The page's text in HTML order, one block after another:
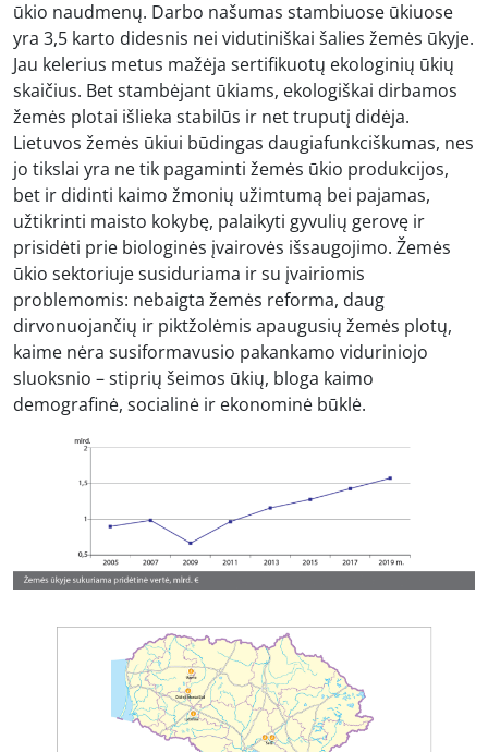
ūkio naudmenų. Darbo našumas stambiuose ūkiuose
yra 3,5 karto didesnis nei vidutiniškai šalies žemės ūkyje.
Jau kelerius metus mažėja sertifikuotų ekologinių ūkių
skaičius. Bet stambėjant ūkiams, ekologiškai dirbamos
žemės plotai išlieka stabilūs ir net truputį didėja.
Lietuvos žemės ūkiui būdingas daugiafunkciškumas, nes
jo tikslai yra ne tik pagaminti žemės ūkio produkcijos,
bet ir didinti kaimo žmonių užimtumą bei pajamas,
užtikrinti maisto kokybę, palaikyti gyvulių gerovę ir
prisidėti prie biologinės įvairovės išsaugojimo. Žemės
ūkio sektoriuje susiduriama ir su įvairiomis
problemomis: nebaigta žemės reforma, daug
dirvonuojančių ir piktžolėmis apaugusių žemės plotų,
kaime nėra susiformavusio pakankamo viduriniojo
sluoksnio – stiprių šeimos ūkių, bloga kaimo
demografinė, socialinė ir ekonominė būklė.